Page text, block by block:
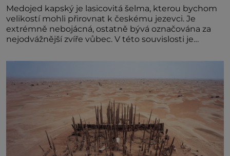
Medojed kapský je lasicovitá šelma, kterou bychom
velikostí mohli přirovnat k českému jezevci. Je
extrémně nebojácná, ostatně bývá označována za
nejodvážnější zvíře vůbec. V této souvislosti je